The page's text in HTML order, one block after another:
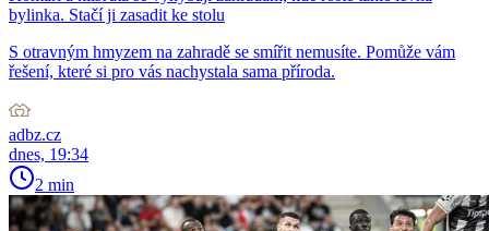
bylinka. Stačí ji zasadit ke stolu
S otravným hmyzem na zahradě se smířit nemusíte. Pomůže vám
řešení, které si pro vás nachystala sama příroda.
adbz.cz
dnes, 19:34
2 min